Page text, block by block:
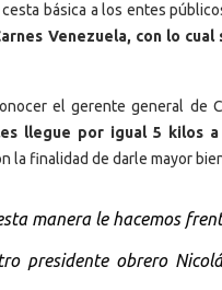
básica a los entes
Venezuela, con lo
el gerente general de
llegue por igual 5 kilos
la finalidad de darle mayor
manera le hacemos
presidente obrero